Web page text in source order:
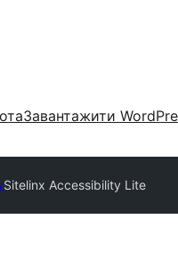
Завантажити
Sitelinx Accessibility Lite